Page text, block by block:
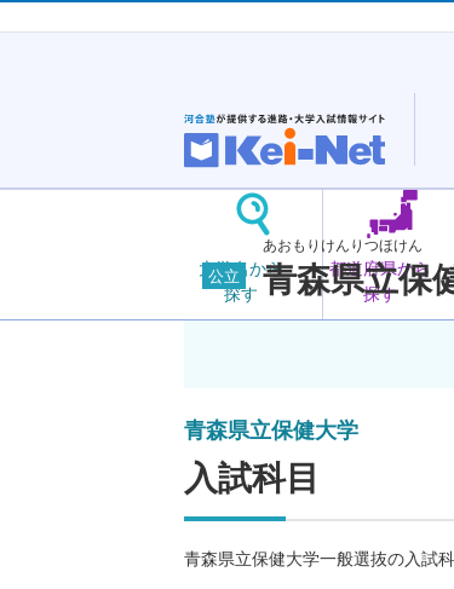
大学名から
探す
都道府県から
探す
公立
あおもりけんりつほけん
青森県立保
青森県立保健大学
入試科目
青森県立保健大学一般選抜の入試